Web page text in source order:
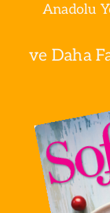
Anadolu
ve Daha